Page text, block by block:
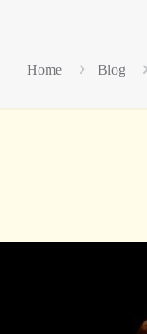
Home Blog